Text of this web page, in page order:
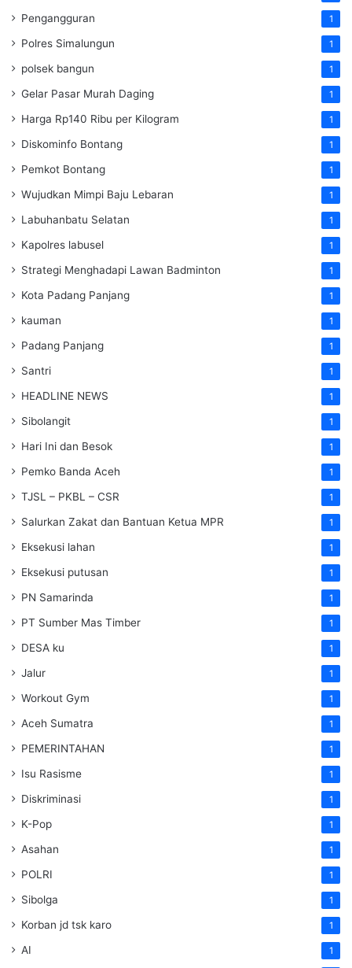
Pengangguran 1
Polres Simalungun 1
polsek bangun 1
Gelar Pasar Murah Daging 1
Harga Rp140 Ribu per Kilogram 1
Diskominfo Bontang 1
Pemkot Bontang 1
Wujudkan Mimpi Baju Lebaran 1
Labuhanbatu Selatan 1
Kapolres labusel 1
Strategi Menghadapi Lawan Badminton 1
Kota Padang Panjang 1
kauman 1
Padang Panjang 1
Santri 1
HEADLINE NEWS 1
Sibolangit 1
Hari Ini dan Besok 1
Pemko Banda Aceh 1
TJSL – PKBL – CSR 1
Salurkan Zakat dan Bantuan Ketua MPR 1
Eksekusi lahan 1
Eksekusi putusan 1
PN Samarinda 1
PT Sumber Mas Timber 1
DESA ku 1
Jalur 1
Workout Gym 1
Aceh Sumatra 1
PEMERINTAHAN 1
Isu Rasisme 1
Diskriminasi 1
K-Pop 1
Asahan 1
POLRI 1
Sibolga 1
Korban jd tsk karo 1
AI 1